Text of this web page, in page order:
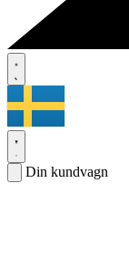
Din kundvagn